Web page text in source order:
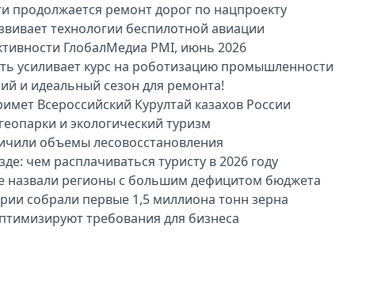
продолжается ремонт дорог по нацпроекту
технологии беспилотной авиации
ГлобалМедиа PMI, июнь 2026
усиливает курс на роботизацию промышленности
и идеальный сезон для ремонта!
Всероссийский Курултай казахов России
и экологический туризм
объемы лесовосстановления
чем расплачиваться туристу в 2026 году
назвали регионы с большим дефицитом бюджета
собрали первые 1,5 миллиона тонн зерна
требования для бизнеса